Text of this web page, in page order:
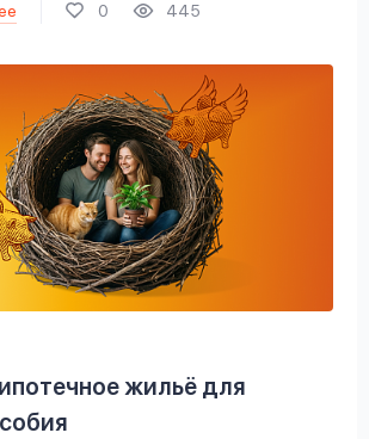
0 445
жильё для